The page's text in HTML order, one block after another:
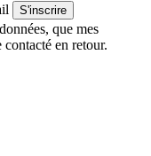
S'inscrire
que mes
en retour.